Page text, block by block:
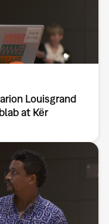
Louisgrand
at Kër